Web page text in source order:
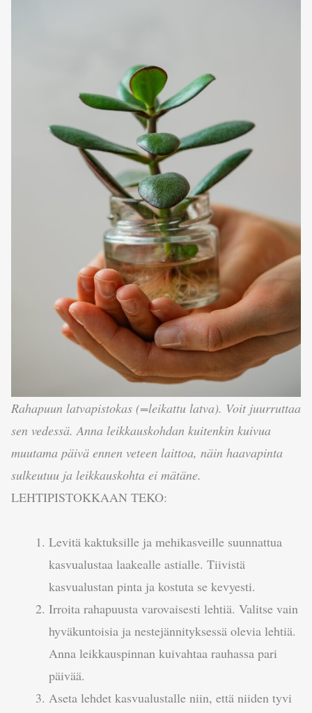
Rahapuun latvapistokas (=leikattu latva). Voit juurruttaa
sen vedessä. Anna leikkauskohdan kuitenkin kuivua
muutama päivä ennen veteen laittoa, näin haavapinta
sulkeutuu ja leikkauskohta ei mätäne.
LEHTIPISTOKKAAN TEKO:
Levitä kaktuksille ja mehikasveille suunnattua
kasvualustaa laakealle astialle. Tiivistä
kasvualustan pinta ja kostuta se kevyesti.
Irroita rahapuusta varovaisesti lehtiä. Valitse vain
hyväkuntoisia ja nestejännityksessä olevia lehtiä.
Anna leikkauspinnan kuivahtaa rauhassa pari
päivää.
Aseta lehdet kasvualustalle niin, että niiden tyvi